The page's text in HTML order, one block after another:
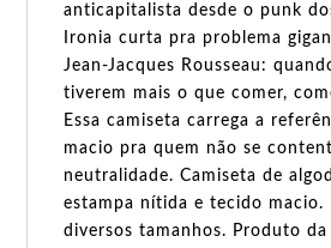
anticapitalista desde o punk
Ironia curta pra problema
Jean-Jacques Rousseau:
tiverem mais o que comer,
Essa camiseta carrega a
macio pra quem não se
neutralidade. Camiseta de
estampa nítida e tecido macio.
diversos tamanhos. Produto da